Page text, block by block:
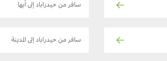
سافر من حيدراباد إلى أبها
سافر من حيدراباد إلى المدينة